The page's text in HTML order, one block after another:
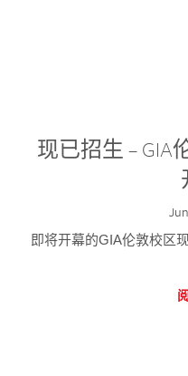
现已招生 –
即将开幕的GIA伦敦校区